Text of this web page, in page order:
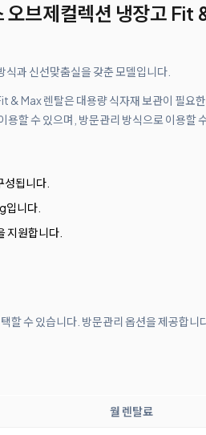
브제컬렉션 냉장고 Fit
과 신선맞춤실을 갖춘 모델입니다.
Max 렌탈은 대용량 식자재 보관이 필요
할 수 있으며, 방문관리 방식으로 이용할
됩니다.
니다.
지원합니다.
수 있습니다. 방문관리 옵션을 제공합
월 렌탈료